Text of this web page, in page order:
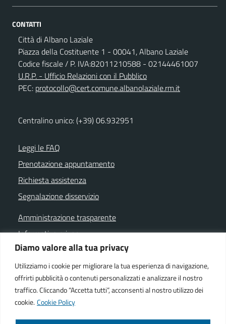
Diamo valore alla tua privacy
Utilizziamo i cookie per migliorare la tua esperienza di navigazione,
offrirti pubblicità o contenuti personalizzati e analizzare il nostro
traffico. Cliccando “Accetta tutti”, acconsenti al nostro utilizzo dei
cookie. Cookie Policy
CONTATTI
Città di Albano Laziale
Piazza della Costituente 1 - 00041, Albano Laziale
Codice fiscale / P. IVA:82011210588 - 02144461007
U.R.P. - Ufficio Relazioni con il Pubblico
PEC: protocollo@cert.comune.albanolaziale.rm.it
Centralino unico: (+39) 06.932951
Leggi le FAQ
Prenotazione appuntamento
Richiesta assistenza
Segnalazione disservizio
Amministrazione trasparente
Informativa privacy
Note legali
Dichiarazione di accessibilità
Cookie policy